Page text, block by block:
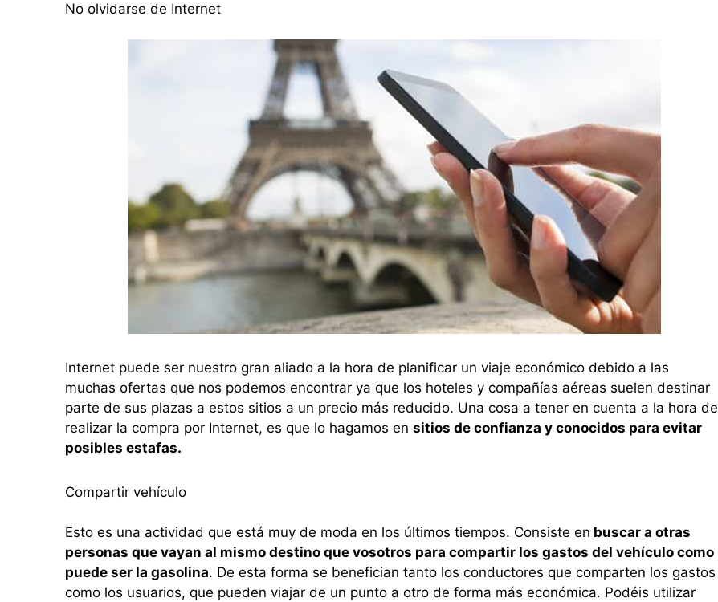
No olvidarse de Internet
Internet puede ser nuestro gran aliado a la hora de planificar un viaje económico debido a las
muchas ofertas que nos podemos encontrar ya que los hoteles y compañías aéreas suelen destinar
parte de sus plazas a estos sitios a un precio más reducido. Una cosa a tener en cuenta a la hora de
realizar la compra por Internet, es que lo hagamos en sitios de confianza y conocidos para evitar
posibles estafas.
Compartir vehículo
Esto es una actividad que está muy de moda en los últimos tiempos. Consiste en buscar a otras
personas que vayan al mismo destino que vosotros para compartir los gastos del vehículo como
puede ser la gasolina. De esta forma se benefician tanto los conductores que comparten los gastos
como los usuarios, que pueden viajar de un punto a otro de forma más económica. Podéis utilizar